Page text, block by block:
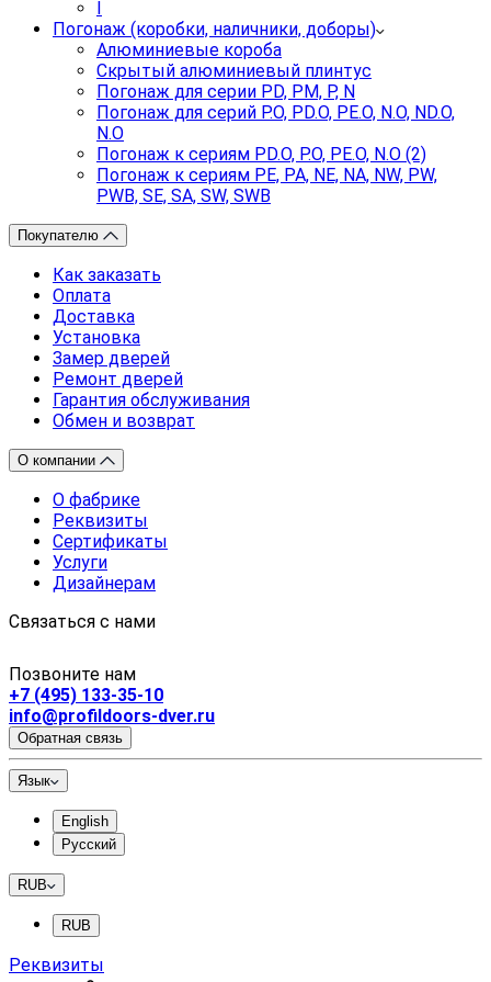
Погонаж (коробки, наличники, доборы)
Алюминиевые короба
Скрытый алюминиевый плинтус
Погонаж для серии PD, PM, P, N
Погонаж для серий P.O, PD.O, PE.O, N.O, ND.O,
N.O
Погонаж к сериям PD.O, P.O, PE.O, N.O (2)
Погонаж к сериям PE, PA, NE, NA, NW, PW,
PWB, SE, SA, SW, SWB
Покупателю
Как заказать
Оплата
Доставка
Установка
Замер дверей
Ремонт дверей
Гарантия обслуживания
Обмен и возврат
О компании
О фабрике
Реквизиты
Сертификаты
Услуги
Дизайнерам
Связаться с нами
Позвоните нам
+7 (495) 133-35-10
info@profildoors-dver.ru
Обратная связь
Язык
English
Русский
RUB
RUB
Реквизиты